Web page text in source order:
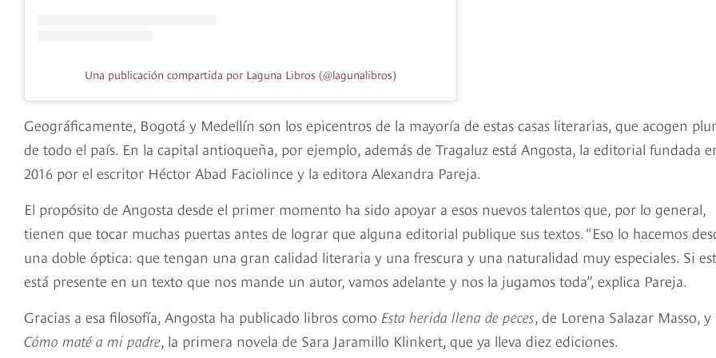
Una publicación compartida por Laguna Libros (@lagunalibros)
Geográficamente, Bogotá y Medellín son los epicentros de la mayoría de estas casas literarias, que acogen
de todo el país. En la capital antioqueña, por ejemplo, además de Tragaluz está Angosta, la editorial fundada
2016 por el escritor Héctor Abad Faciolince y la editora Alexandra Pareja.
El propósito de Angosta desde el primer momento ha sido apoyar a esos nuevos talentos que, por lo general,
tienen que tocar muchas puertas antes de lograr que alguna editorial publique sus textos. “Eso lo hacemos
una doble óptica: que tengan una gran calidad literaria y una frescura y una naturalidad muy especiales. Si
está presente en un texto que nos mande un autor, vamos adelante y nos la jugamos toda”, explica Pareja.
Gracias a esa filosofía, Angosta ha publicado libros como Esta herida llena de peces, de Lorena Salazar Masso, y
Cómo maté a mi padre, la primera novela de Sara Jaramillo Klinkert, que ya lleva diez ediciones.